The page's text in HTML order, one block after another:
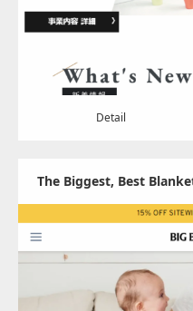
Detail
The Biggest, Best
Update: